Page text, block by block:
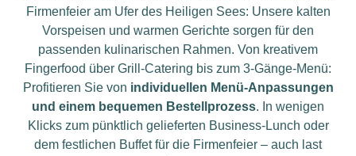
Firmenfeier am Ufer des Heiligen Sees: Unsere kalten
Vorspeisen und warmen Gerichte sorgen für den
passenden kulinarischen Rahmen. Von kreativem
Fingerfood über Grill-Catering bis zum 3-Gänge-Menü:
Profitieren Sie von individuellen Menü-Anpassungen
und einem bequemen Bestellprozess. In wenigen
Klicks zum pünktlich gelieferten Business-Lunch oder
dem festlichen Buffet für die Firmenfeier – auch last